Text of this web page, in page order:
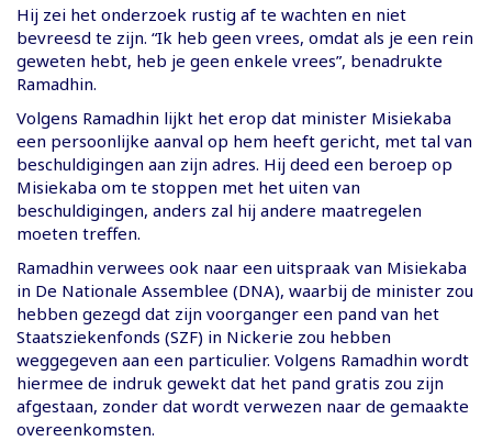
Hij zei het onderzoek rustig af te wachten en niet
bevreesd te zijn. “Ik heb geen vrees, omdat als je een rein
geweten hebt, heb je geen enkele vrees”, benadrukte
Ramadhin.
Volgens Ramadhin lijkt het erop dat minister Misiekaba
een persoonlijke aanval op hem heeft gericht, met tal van
beschuldigingen aan zijn adres. Hij deed een beroep op
Misiekaba om te stoppen met het uiten van
beschuldigingen, anders zal hij andere maatregelen
moeten treffen.
Ramadhin verwees ook naar een uitspraak van Misiekaba
in De Nationale Assemblee (DNA), waarbij de minister zou
hebben gezegd dat zijn voorganger een pand van het
Staatsziekenfonds (SZF) in Nickerie zou hebben
weggegeven aan een particulier. Volgens Ramadhin wordt
hiermee de indruk gewekt dat het pand gratis zou zijn
afgestaan, zonder dat wordt verwezen naar de gemaakte
overeenkomsten.